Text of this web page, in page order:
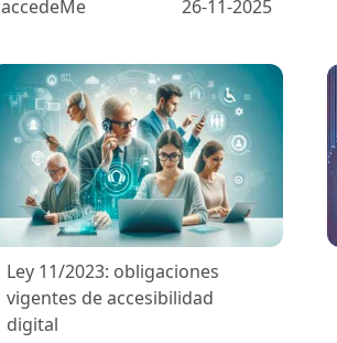
accedeMe 26-11-2025
Ley 11/2023: obligaciones
vigentes de accesibilidad
digital